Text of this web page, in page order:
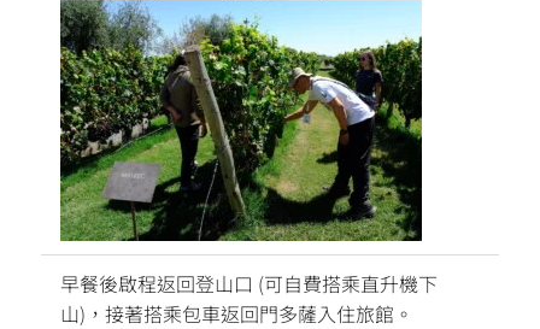
早餐後啟程返回登山口 (可自費搭乘直升機下
山)，接著搭乘包車返回門多薩入住旅館。